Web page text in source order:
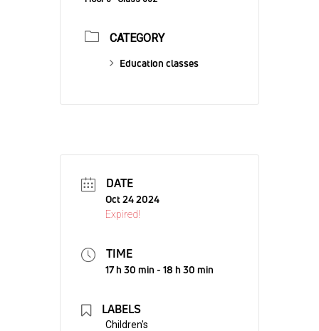
CATEGORY
Education classes
DATE
Oct 24 2024
Expired!
TIME
17 h 30 min - 18 h 30 min
LABELS
Children's